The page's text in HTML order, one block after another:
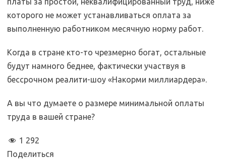
которого не может устанавливаться оплата за
выполненную работником месячную норму работ.
Когда в стране кто-то чрезмерно богат, остальные
будут намного беднее, фактически участвуя в
бессрочном реалити-шоу «Накорми миллиардера».
А вы что думаете о размере минимальной оплаты
труда в вашей стране?
1 292
Поделиться